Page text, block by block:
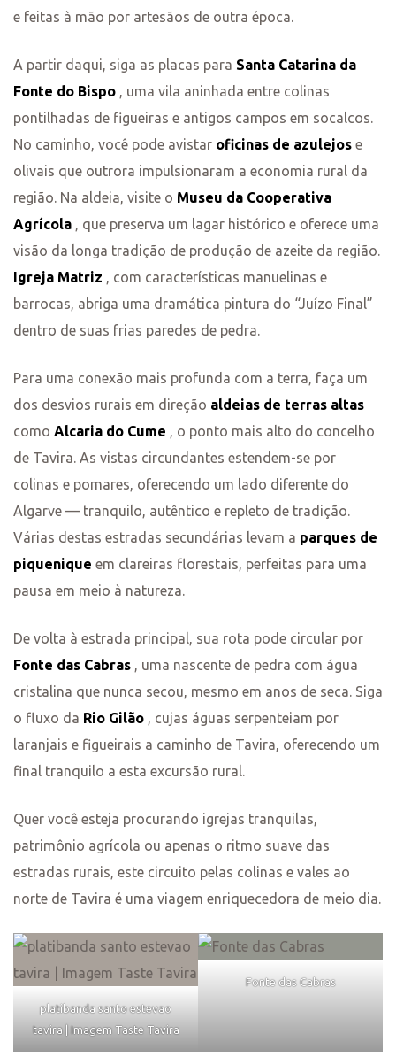
e feitas à mão por artesãos de outra época.
A partir daqui, siga as placas para Santa Catarina da
Fonte do Bispo , uma vila aninhada entre colinas
pontilhadas de figueiras e antigos campos em socalcos.
No caminho, você pode avistar oficinas de azulejos e
olivais que outrora impulsionaram a economia rural da
região. Na aldeia, visite o Museu da Cooperativa
Agrícola , que preserva um lagar histórico e oferece uma
visão da longa tradição de produção de azeite da região.
Igreja Matriz , com características manuelinas e
barrocas, abriga uma dramática pintura do “Juízo Final”
dentro de suas frias paredes de pedra.
Para uma conexão mais profunda com a terra, faça um
dos desvios rurais em direção aldeias de terras altas
como Alcaria do Cume , o ponto mais alto do concelho
de Tavira. As vistas circundantes estendem-se por
colinas e pomares, oferecendo um lado diferente do
Algarve — tranquilo, autêntico e repleto de tradição.
Várias destas estradas secundárias levam a parques de
piquenique em clareiras florestais, perfeitas para uma
pausa em meio à natureza.
De volta à estrada principal, sua rota pode circular por
Fonte das Cabras , uma nascente de pedra com água
cristalina que nunca secou, mesmo em anos de seca. Siga
o fluxo da Rio Gilão , cujas águas serpenteiam por
laranjais e figueirais a caminho de Tavira, oferecendo um
final tranquilo a esta excursão rural.
Quer você esteja procurando igrejas tranquilas,
patrimônio agrícola ou apenas o ritmo suave das
estradas rurais, este circuito pelas colinas e vales ao
norte de Tavira é uma viagem enriquecedora de meio dia.
platibanda santo estevao
tavira | Imagem Taste Tavira
Fonte das Cabras